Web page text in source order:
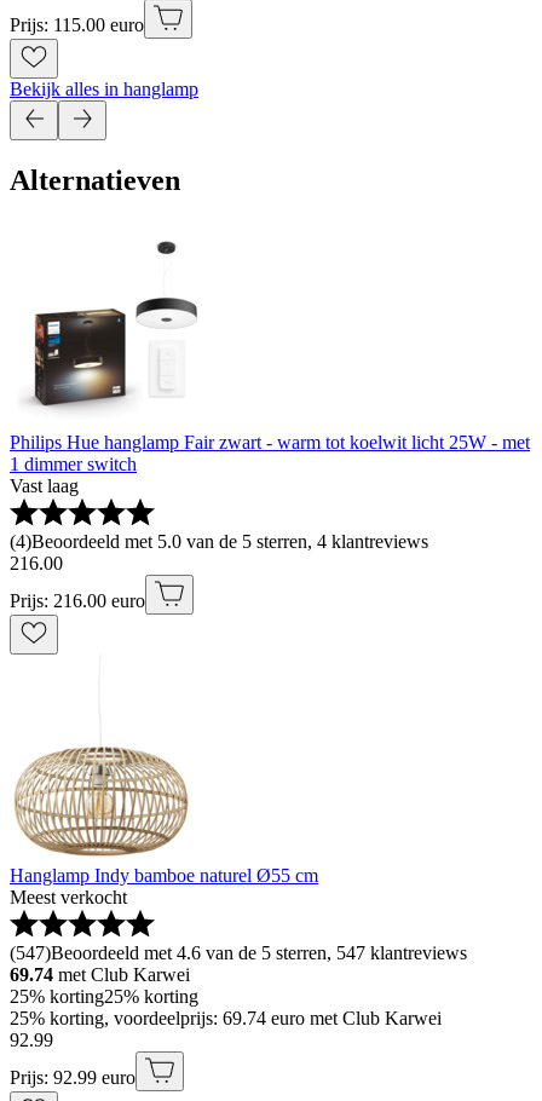
Prijs: 115.00 euro
Bekijk alles in hanglamp
Alternatieven
Philips Hue hanglamp Fair zwart - warm tot koelwit licht 25W - met
1 dimmer switch
Vast laag
(4)Beoordeeld met 5.0 van de 5 sterren, 4 klantreviews
216.00
Prijs: 216.00 euro
Hanglamp Indy bamboe naturel Ø55 cm
Meest verkocht
(547)Beoordeeld met 4.6 van de 5 sterren, 547 klantreviews
69.74 met Club Karwei
25% korting25% korting
25% korting, voordeelprijs: 69.74 euro met Club Karwei
92.99
Prijs: 92.99 euro